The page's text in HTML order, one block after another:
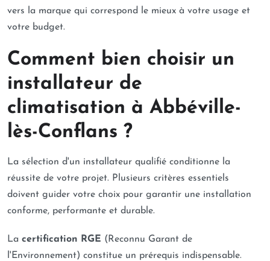
vers la marque qui correspond le mieux à votre usage et
votre budget.
Comment bien choisir un
installateur de
climatisation à Abbéville-
lès-Conflans ?
La sélection d'un installateur qualifié conditionne la
réussite de votre projet. Plusieurs critères essentiels
doivent guider votre choix pour garantir une installation
conforme, performante et durable.
La certification RGE (Reconnu Garant de
l'Environnement) constitue un prérequis indispensable.